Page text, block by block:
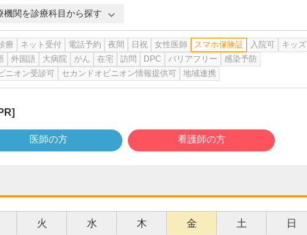
機関を診療科目から探す
療 ネット受付 電話予約 夜間 日祝 女性医師 スマホ保険証 入院可 キッズ
外国語 大病院 がん 在宅 訪問 DPC バリアフリー
感染予防
ニオン受診可
セカンドオピニオン情報提供可 地域連携
医師の方 看護師の方
火 水 木 金 土 日